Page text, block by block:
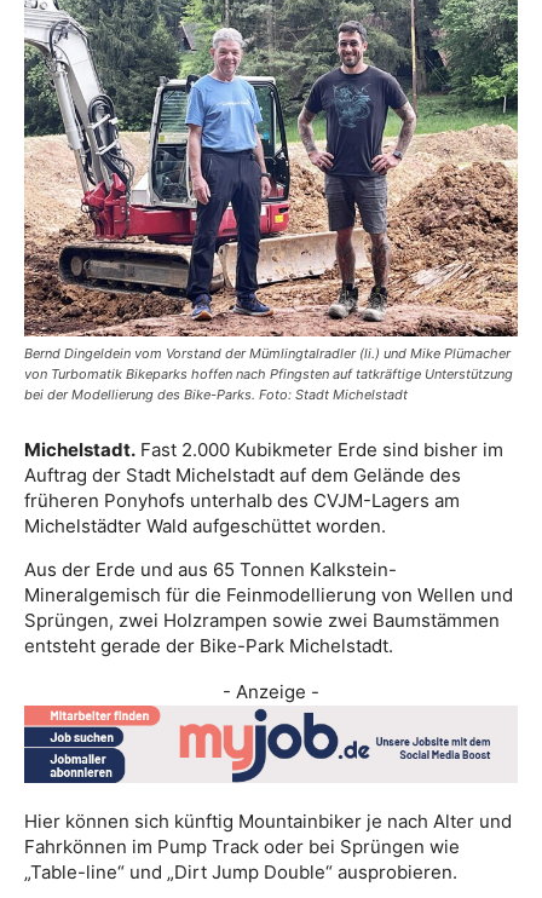
Bernd Dingeldein vom Vorstand der Mümlingtalradler (li.) und Mike Plümacher
von Turbomatik Bikeparks hoffen nach Pfingsten auf tatkräftige Unterstützung
bei der Modellierung des Bike-Parks. Foto: Stadt Michelstadt
Michelstadt. Fast 2.000 Kubikmeter Erde sind bisher im
Auftrag der Stadt Michelstadt auf dem Gelände des
früheren Ponyhofs unterhalb des CVJM-Lagers am
Michelstädter Wald aufgeschüttet worden.
Aus der Erde und aus 65 Tonnen Kalkstein-
Mineralgemisch für die Feinmodellierung von Wellen und
Sprüngen, zwei Holzrampen sowie zwei Baumstämmen
entsteht gerade der Bike-Park Michelstadt.
- Anzeige -
Hier können sich künftig Mountainbiker je nach Alter und
Fahrkönnen im Pump Track oder bei Sprüngen wie
„Table-line“ und „Dirt Jump Double“ ausprobieren.